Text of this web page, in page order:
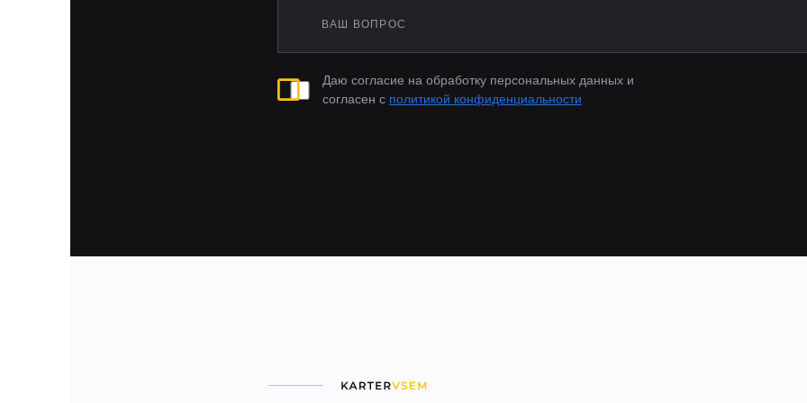
Touareg
X70 Plus
Даю согласие на обработку персональных данных и
согласен с политикой конфиденциальности